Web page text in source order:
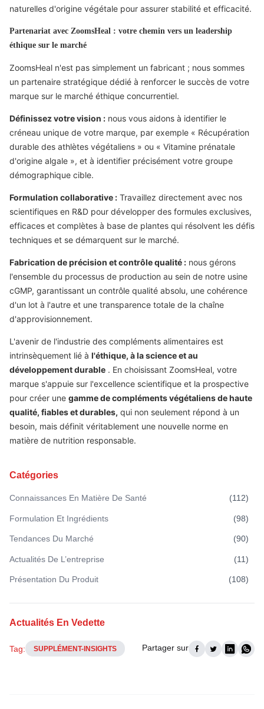
naturelles d'origine végétale pour assurer stabilité et efficacité.
Partenariat avec ZoomsHeal : votre chemin vers un leadership
éthique sur le marché
ZoomsHeal n'est pas simplement un fabricant ; nous sommes
un partenaire stratégique dédié à renforcer le succès de votre
marque sur le marché éthique concurrentiel.
Définissez votre vision : nous vous aidons à identifier le
créneau unique de votre marque, par exemple « Récupération
durable des athlètes végétaliens » ou « Vitamine prénatale
d'origine algale », et à identifier précisément votre groupe
démographique cible.
Formulation collaborative : Travaillez directement avec nos
scientifiques en R&D pour développer des formules exclusives,
efficaces et complètes à base de plantes qui résolvent les défis
techniques et se démarquent sur le marché.
Fabrication de précision et contrôle qualité : nous gérons
l'ensemble du processus de production au sein de notre usine
cGMP, garantissant un contrôle qualité absolu, une cohérence
d'un lot à l'autre et une transparence totale de la chaîne
d'approvisionnement.
L'avenir de l'industrie des compléments alimentaires est
intrinsèquement lié à l'éthique, à la science et au
développement durable . En choisissant ZoomsHeal, votre
marque s'appuie sur l'excellence scientifique et la prospective
pour créer une gamme de compléments végétaliens de haute
qualité, fiables et durables, qui non seulement répond à un
besoin, mais définit véritablement une nouvelle norme en
matière de nutrition responsable.
Catégories
Connaissances En Matière De Santé (112)
Formulation Et Ingrédients (98)
Tendances Du Marché (90)
Actualités De L’entreprise (11)
Présentation Du Produit (108)
Actualités En Vedette
Tag: SUPPLÉMENT-INSIGHTS Partager sur